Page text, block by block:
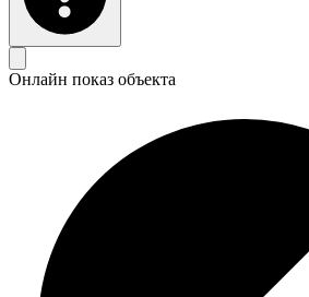
Онлайн показ объекта